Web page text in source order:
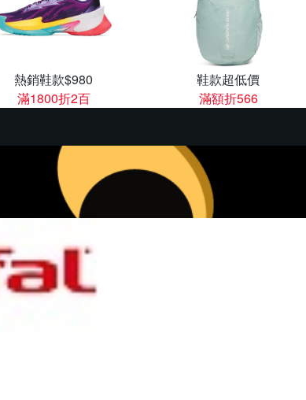
熱銷鞋款$980
滿1800折2百
鞋款超低價
滿額折566